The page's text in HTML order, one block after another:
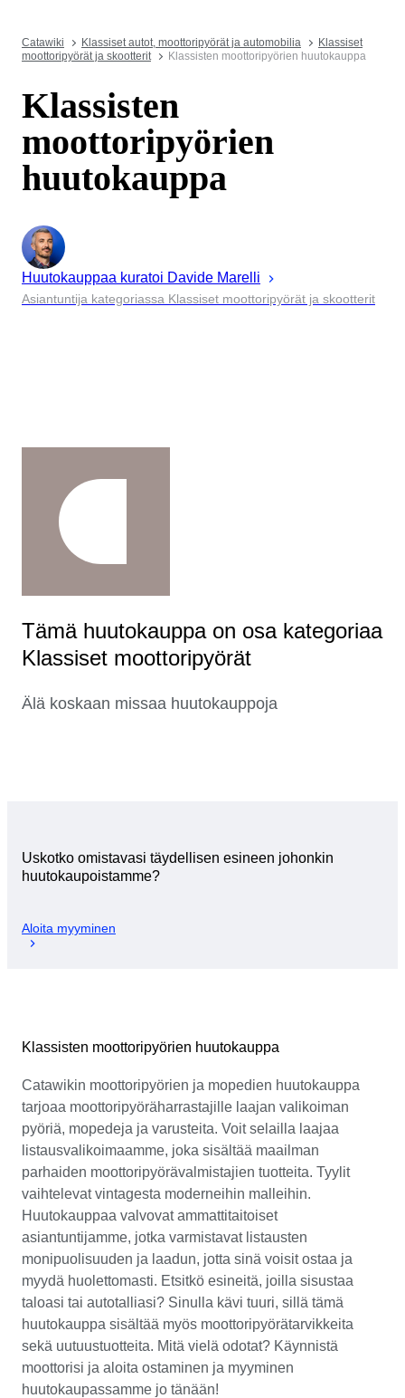
Catawiki Klassiset autot, moottoripyörät ja automobilia
Klassiset
moottoripyörät ja skootterit
Klassisten moottoripyörien huutokauppa
Klassisten
moottoripyörien
huutokauppa
Huutokauppaa kuratoi Davide Marelli
Asiantuntija kategoriassa Klassiset moottoripyörät ja skootterit
Tämä huutokauppa on osa kategoriaa
Klassiset moottoripyörät
Älä koskaan missaa huutokauppoja
Uskotko omistavasi täydellisen esineen johonkin
huutokaupoistamme?
Aloita myyminen
Klassisten moottoripyörien huutokauppa
Catawikin moottoripyörien ja mopedien huutokauppa
tarjoaa moottoripyöräharrastajille laajan valikoiman
pyöriä, mopedeja ja varusteita. Voit selailla laajaa
listausvalikoimaamme, joka sisältää maailman
parhaiden moottoripyörävalmistajien tuotteita. Tyylit
vaihtelevat vintagesta moderneihin malleihin.
Huutokauppaa valvovat ammattitaitoiset
asiantuntijamme, jotka varmistavat listausten
monipuolisuuden ja laadun, jotta sinä voisit ostaa ja
myydä huolettomasti. Etsitkö esineitä, joilla sisustaa
taloasi tai autotalliasi? Sinulla kävi tuuri, sillä tämä
huutokauppa sisältää myös moottoripyörätarvikkeita
sekä uutuustuotteita. Mitä vielä odotat? Käynnistä
moottorisi ja aloita ostaminen ja myyminen
huutokaupassamme jo tänään!